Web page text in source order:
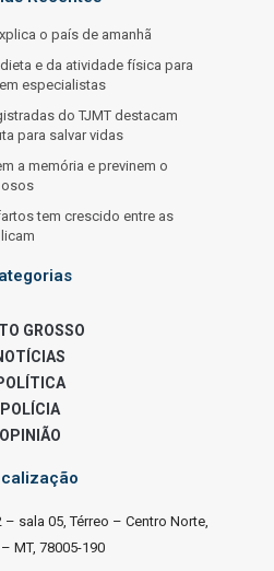
o país de amanhã
e da atividade física para
especialistas
do TJMT destacam
para salvar vidas
a memória e previnem o
tem crescido entre as
GROSSO
POLÍCIA
OPINIÃO
sala 05, Térreo – Centro Norte,
MT, 78005-190